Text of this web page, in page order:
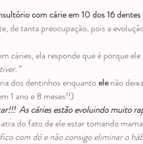
Mancha
com cárie em 10 dos 16
de tanta preocupação, pois a
cáries, ela responde que é porque
dos dentinhos enquanto ele não
1 ano e 8 meses!!)
As cáries estão evoluindo muito
do fato de ele estar tomando
com dó e não consigo eliminar o